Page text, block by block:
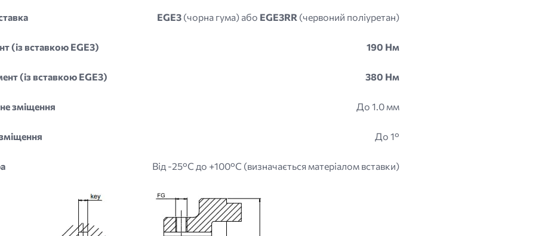
EGE3 (чорна гума) або EGE3RR (червоний поліуретан)
(із вставкою EGE3) 190 Нм
(із вставкою EGE3) 380 Нм
зміщення До 1.0 мм
До 1°
Від -25°C до +100°C (визначається матеріалом вставки)